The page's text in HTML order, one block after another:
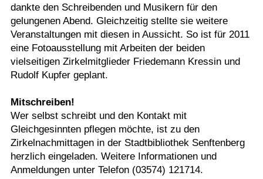
dankte den Schreibenden und Musikern für den
gelungenen Abend. Gleichzeitig stellte sie weitere
Veranstaltungen mit diesen in Aussicht. So ist für 2011
eine Fotoausstellung mit Arbeiten der beiden
vielseitigen Zirkelmitglieder Friedemann Kressin und
Rudolf Kupfer geplant.
Mitschreiben!
Wer selbst schreibt und den Kontakt mit
Gleichgesinnten pflegen möchte, ist zu den
Zirkelnachmittagen in der Stadtbibliothek Senftenberg
herzlich eingeladen. Weitere Informationen und
Anmeldungen unter Telefon (03574) 121714.